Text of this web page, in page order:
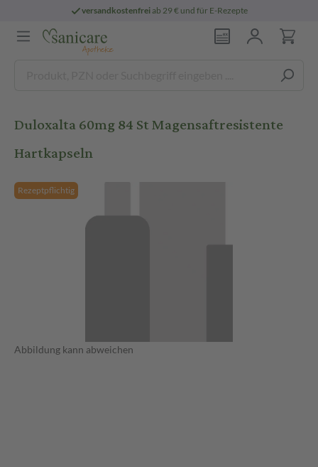
versandkostenfreiab 29 € und für E-Rezepte
Duloxalta 60mg 84 St Magensaftresistente
Hartkapseln
Rezeptpflichtig
Abbildung kann abweichen